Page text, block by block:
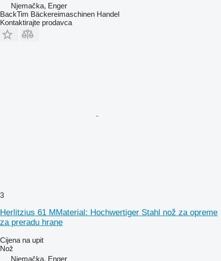
Njemačka, Enger
BackTim Bäckereimaschinen Handel
Kontaktirajte prodavca
3
Herlitzius 61 MMaterial: Hochwertiger Stahl nož za opreme
za preradu hrane
Cijena na upit
Nož
Njemačka, Enger